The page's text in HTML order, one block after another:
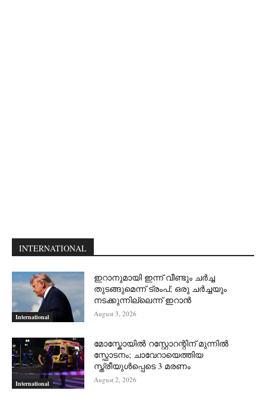
INTERNATIONAL
International
ഇറാനുമായി ഇന്ന് വീണ്ടും ചര്‍ച്ച
തുടങ്ങുമെന്ന് ട്രംപ്; ഒരു ചര്‍ച്ചയും
നടക്കുന്നില്ലെന്ന് ഇറാന്‍
August 3, 2026
International
മോസ്കോയിൽ റസ്റ്റോറന്റിന് മുന്നിൽ
സ്ഫോടനം; ചാവേറായെത്തിയ
സ്ത്രീയുൾപ്പെടെ 3 മരണം
August 2, 2026